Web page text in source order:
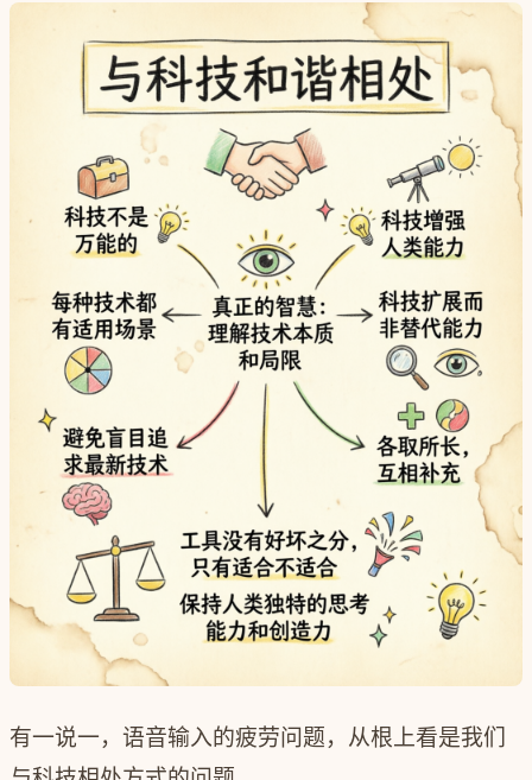
有一说一，语音输入的疲劳问题，从根上看是我们